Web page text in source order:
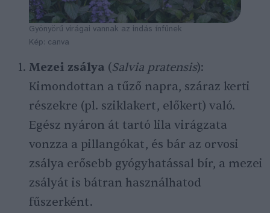
Gyönyörű virágai vannak az indás ínfűnek
Kép: canva
Mezei zsálya (Salvia pratensis):
Kimondottan a tűző napra, száraz kerti
részekre (pl. sziklakert, előkert) való.
Egész nyáron át tartó lila virágzata
vonzza a pillangókat, és bár az orvosi
zsálya erősebb gyógyhatással bír, a mezei
zsályát is bátran használhatod
fűszerként.